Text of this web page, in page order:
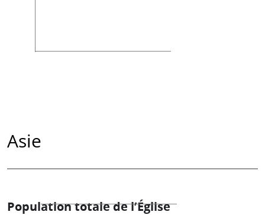
Asie
Population totale de l’Église